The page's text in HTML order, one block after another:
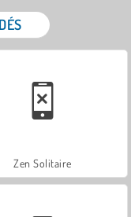
Zen Solitaire